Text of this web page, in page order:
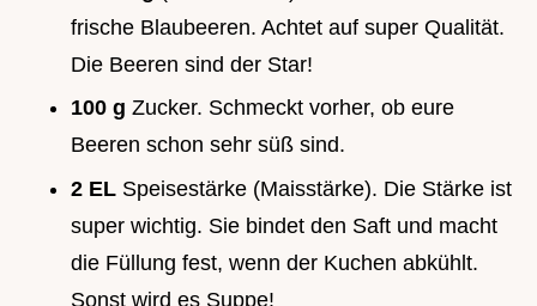
frische Blaubeeren. Achtet auf super Qualität.
Die Beeren sind der Star!
100 g Zucker. Schmeckt vorher, ob eure
Beeren schon sehr süß sind.
2 EL Speisestärke (Maisstärke). Die Stärke ist
super wichtig. Sie bindet den Saft und macht
die Füllung fest, wenn der Kuchen abkühlt.
Sonst wird es Suppe!